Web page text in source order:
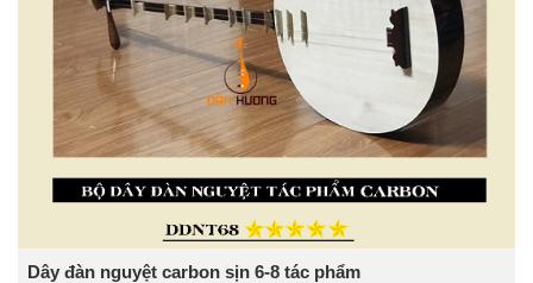
Dây đàn nguyệt carbon sịn 6-8 tác phẩm